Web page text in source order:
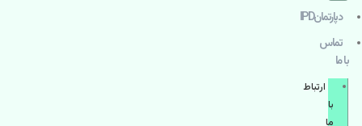
دپارتمانIPD
تماس
با ما
ارتباط
با
ما